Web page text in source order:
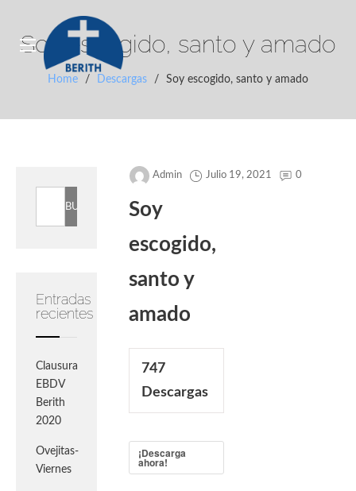
content
Escuela Bíblica de Vacaciones 2021
Soy escogido, santo y amado
Home / Descargas / Soy escogido, santo y amado
Admin Julio 19, 2021 0
Soy
escogido,
santo y
amado
747
Descargas
¡Descarga
ahora!
Entradas
recientes
Clausura
EBDV
Berith
2020
Ovejitas-
Viernes